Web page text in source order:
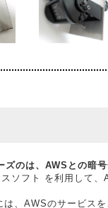
のは、AWSとの暗号
ソフト を利用して
、AWSのサービスを